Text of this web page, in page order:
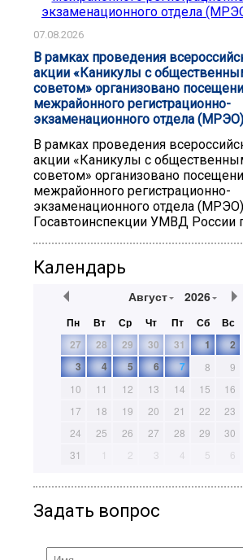
07.08.2026
В рамках проведения
акции «Каникулы с
советом» организовано
межрайонного регистрационно-
экзаменационного отдела
В рамках проведения
акции «Каникулы с
советом» организовано
межрайонного регистрационно-
экзаменационного отдела (МРЭО)
Госавтоинспекции УМВД России
Календарь
Август 2026
Пн Вт Ср Чт Пт Сб
Вс
27
28 29 30 31 1
2
3
4 5 6 7 8
9
10
11 12 13 14 15
16
17
18 19 20 21 22
23
24
25 26 27 28 29
30
31
1 2 3 4 5 6
Задать вопрос